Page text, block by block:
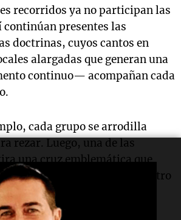
recorridos ya no participan las
continúan presentes las
doctrinas, cuyos cantos en
alargadas que generan una
continuo— acompañan cada
cada grupo se arrodilla
rezar. Luego, una de las
una cruz emblemática que
un año hasta entregarla a otro
Semana Santa